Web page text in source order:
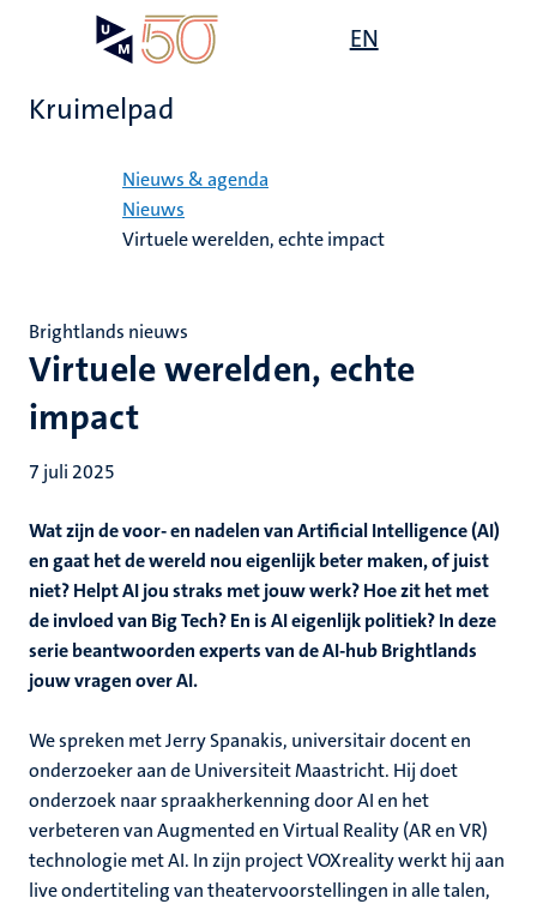
EN
Kruimelpad
Nieuws & agenda
Nieuws
Virtuele werelden, echte impact
Virtuele werelden, echte
impact
Brightlands nieuws
7 juli 2025
Wat zijn de voor- en nadelen van Artificial Intelligence (AI)
en gaat het de wereld nou eigenlijk beter maken, of juist
niet? Helpt AI jou straks met jouw werk? Hoe zit het met
de invloed van Big Tech? En is AI eigenlijk politiek? In deze
serie beantwoorden experts van de AI-hub Brightlands
jouw vragen over AI.
We spreken met Jerry Spanakis, universitair docent en
onderzoeker aan de Universiteit Maastricht. Hij doet
onderzoek naar spraakherkenning door AI en het
verbeteren van Augmented en Virtual Reality (AR en VR)
technologie met AI. In zijn project VOXreality werkt hij aan
live ondertiteling van theatervoorstellingen in alle talen,